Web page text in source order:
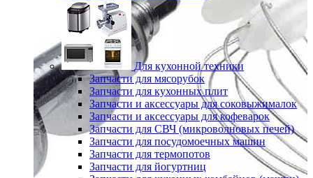
Для кухонной техники
Запчасти для мясорубок
Запчасти для кухонных плит
Запчасти и аксессуары для соковыжималок
Запчасти и аксессуары для кофеварок
Запчасти для СВЧ (микроволновых печей)
Запчасти для посудомоечных машин
Запчасти для термопотов
Запчасти для йогуртниц